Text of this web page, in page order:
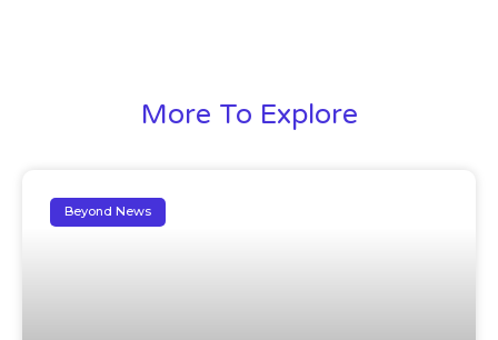
More To Explore
Beyond News